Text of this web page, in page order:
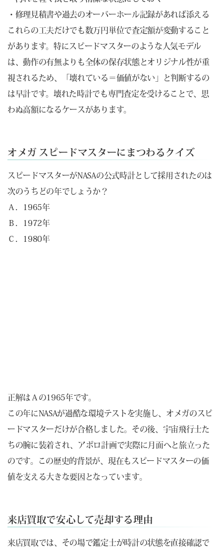
・修理見積書や過去のオーバーホール記録があれば添える
これらの工夫だけでも数万円単位で査定額が変動すること
があります。特にスピードマスターのような人気モデル
は、動作の有無よりも全体の保存状態とオリジナル性が重
視されるため、「壊れている＝価値がない」と判断するの
は早計です。壊れた時計でも専門査定を受けることで、思
わぬ高額になるケースがあります。
オメガ スピードマスターにまつわるクイズ
スピードマスターがNASAの公式時計として採用されたのは
次のうちどの年でしょうか？
Ａ．1965年
Ｂ．1972年
Ｃ．1980年
正解はＡの1965年です。
この年にNASAが過酷な環境テストを実施し、オメガのスピ
ードマスターだけが合格しました。その後、宇宙飛行士た
ちの腕に装着され、アポロ計画で実際に月面へと旅立った
のです。この歴史的背景が、現在もスピードマスターの価
値を支える大きな要因となっています。
来店買取で安心して売却する理由
来店買取では、その場で鑑定士が時計の状態を直接確認で